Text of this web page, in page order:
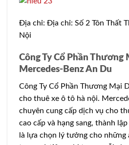
Địa chỉ: Địa chỉ: Số 2 Tôn Thất
Nội
Công Ty Cổ Phần Thương
Mercedes-Benz An Du
Công Ty Cổ Phần Thương Mại
cho thuê xe ô tô hà nội.
chuyên cung cấp dịch vụ cho
cao cấp và hạng sang, thành
là lựa chọn lý tưởng cho những